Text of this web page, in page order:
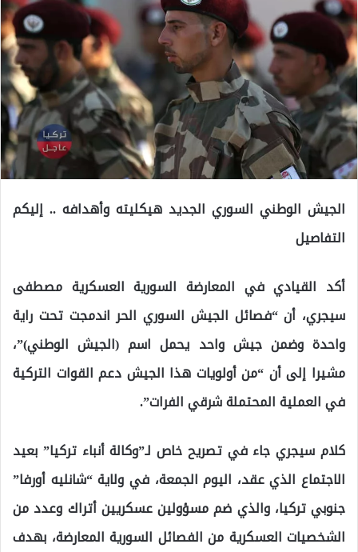
الجيش الوطني السوري الجديد هيكليته وأهدافه .. إليكم
التفاصيل
أكد القيادي في المعارضة السورية العسكرية مصطفى
سيجري، أن “فصائل الجيش السوري الحر اندمجت تحت راية
واحدة وضمن جيش واحد يحمل اسم (الجيش الوطني)”،
مشيرا إلى أن “من أولويات هذا الجيش دعم القوات التركية
في العملية المحتملة شرقي الفرات”.
كلام سيجري جاء في تصريح خاص لـ”وكالة أنباء تركيا” بعيد
الاجتماع الذي عقد، اليوم الجمعة، في ولاية “شانليه أورفا”
جنوبي تركيا، والذي ضم مسؤولين عسكريين أتراك وعدد من
الشخصيات العسكرية من الفصائل السورية المعارضة، بهدف